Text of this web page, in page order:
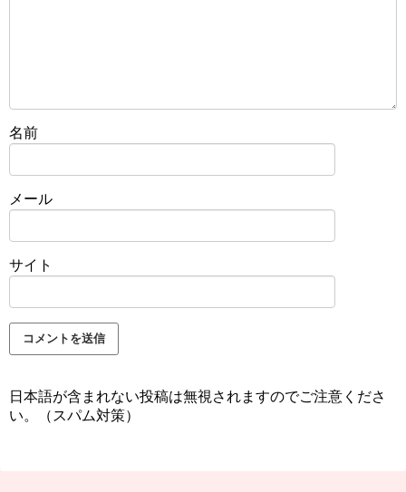
名前
メール
サイト
日本語が含まれない投稿は無視されますのでご注意くださ
い。（スパム対策）